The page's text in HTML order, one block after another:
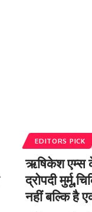
EDITORS PICK
ऋषिकेश एम्स के
द्रोपदी
नहीं बल्कि है